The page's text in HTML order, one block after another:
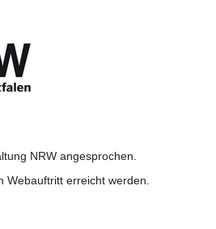
NRW angesprochen.
Webauftritt erreicht werden.